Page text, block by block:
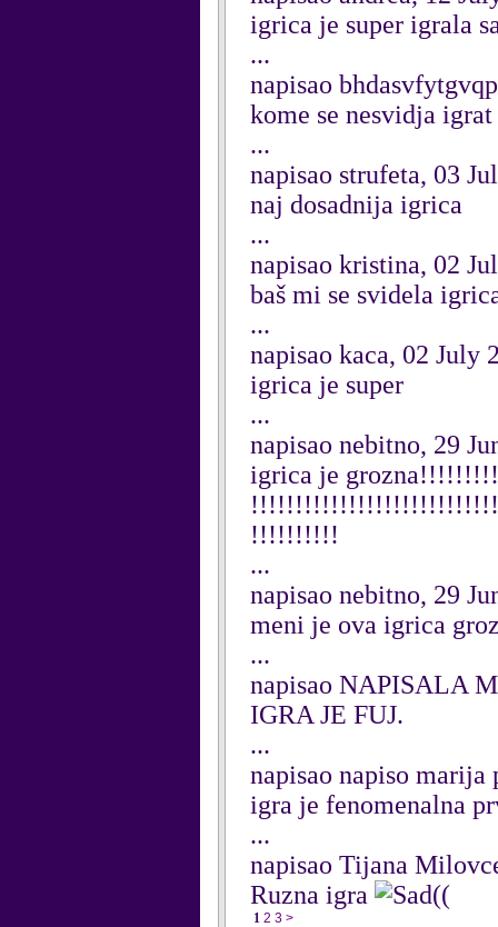
igrica je super igrala
...
napisao
kome se nesvidja
...
napisao strufeta, 03
naj dosadnija igrica
...
napisao kristina, 02
baš mi se svidela
...
napisao kaca, 02 July
igrica je super
...
napisao nebitno, 29
igrica je
!!!!!!!!!!
...
napisao nebitno, 29
meni je ova igrica
...
napisao NAPISALA
IGRA JE FUJ.
...
napisao napiso marija
igra je fenomenalna
...
napisao Tijana
Ruzna igra
((
1 2 3 >